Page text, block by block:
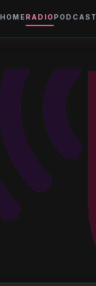
HOME RADIO PODCAST